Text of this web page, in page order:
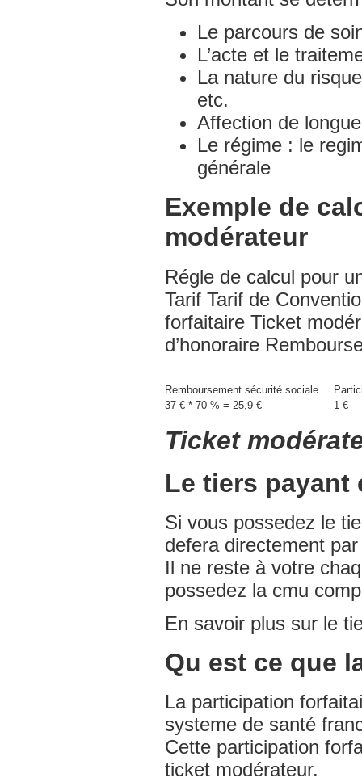
Le parcours de
L’acte et le
La nature du
etc.
Affection de
Le régime : le
générale
Exemple de
modérateur
Régle de calcul pour
Tarif Tarif de
forfaitaire Ticket
d’honoraire
Remboursement sécurité sociale
37 € * 70 % = 25,9 €
1 €
Ticket
Le tiers payant
Si vous possedez le
defera directement
Il ne reste à votre
possedez la cmu
En savoir plus sur le
Qu est ce que
La participation
systeme de santé
Cette participation
ticket modérateur.